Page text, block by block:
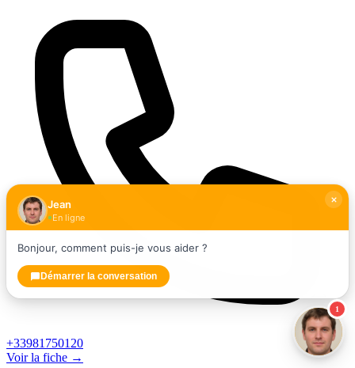
+33981750120
Voir la fiche →
1
Jean
En ligne
Bonjour, comment puis-je vous aider ?
Démarrer la conversation